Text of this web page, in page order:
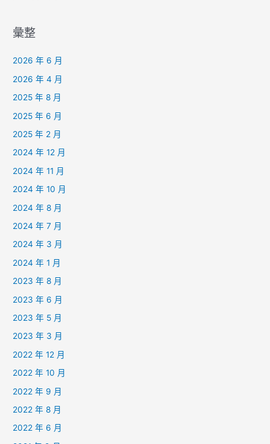
彙整
2026 年 6 月
2026 年 4 月
2025 年 8 月
2025 年 6 月
2025 年 2 月
2024 年 12 月
2024 年 11 月
2024 年 10 月
2024 年 8 月
2024 年 7 月
2024 年 3 月
2024 年 1 月
2023 年 8 月
2023 年 6 月
2023 年 5 月
2023 年 3 月
2022 年 12 月
2022 年 10 月
2022 年 9 月
2022 年 8 月
2022 年 6 月